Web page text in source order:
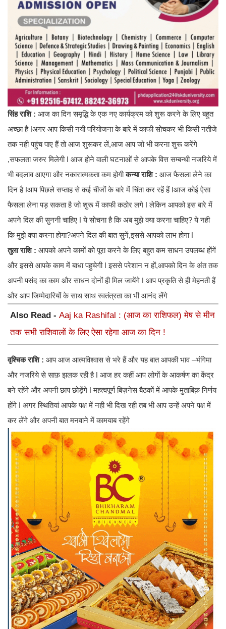
सिंह राशि : आज का दिन समृद्धि के एक नए कार्यक्रम को शुरू करने के लिए बहुत
अच्छा है ǀअगर आप किसी नयी परियोजना के बारे में काफी सोचकर भी किसी नतीजे
तक नही पहुंच पाए हैं तो आज शुरूकर लें,आज आप जो भी करना शुरू करेंगे
,सफलता जरुर मिलेगी ǀ आज होने वाली घटनाओं से आपके वित्त सम्बन्धी नजरिये में
भी बदलाव आएगा और नकारात्मकता कम होगीकन्या राशि : आज फैसला लेने का
दिन है ǀआप पिछले सप्ताह से कई चीजों के बारे में चिंता कर रहें हैं ǀआज कोई ऐसा
फैसला लेना पड़ सकता है जो शुरू में काफी कठोर लगे ǀ लेकिन आपको इस बारे में
अपने दिल की सुननी चाहिए ǀ ये सोचना है कि अब मुझे क्या करना चाहिए? ये नही
कि मुझे क्या करना होगा?अपने दिल की बात सुनें,इससे आपको लाभ होगा ǀ
तुला राशि : आपको अपने कामों को पूरा करने के लिए बहुत कम साधन उपलब्ध होंगें
और इससे आपके काम में बाधा पहुचेगी ǀ इससे परेशान न हों,आपको दिन के अंत तक
अपनी पसंद का काम और साधन दोनों ही मिल जायेंगे ǀ आप प्रकृति से ही मेहनती हैं
और आप जिम्मेदारियों के साथ साथ स्वतंत्रता का भी आनंद लेंगे
Also Read - Aaj ka Rashifal : (आज का राशिफल) मेष से मीन
तक सभी राशिवालों के लिए ऐसा रहेगा आज का दिन !
वृश्चिक राशि : आप आज आत्मविश्वास से भरे हैं और यह बात आपकी भाव –भंगिमा
और नजरिये से साफ़ झलक रही है ǀ आज हर कहीं आप लोगों के आकर्षण का केंद्र
बने रहेंगे और अपनी छाप छोड़ेंगे ǀ महत्वपूर्ण बिज़नेस बैठकों में आपके मुताबिक़ निर्णय
होंगे ǀ अगर स्थितियां आपके पक्ष में नही भी दिख रही तब भी आप उन्हें अपने पक्ष में
कर लेंगे और अपनी बात मनवाने में कामयाब रहेंगे